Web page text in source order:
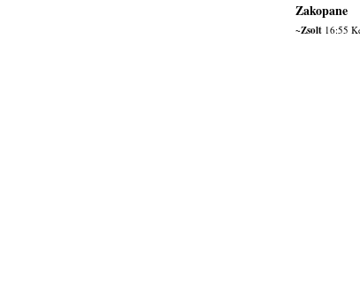
Zakopane
~Zsolt16:55